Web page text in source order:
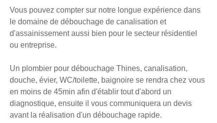
Vous pouvez compter sur notre longue expérience dans
le domaine de débouchage de canalisation et
d'assainissement aussi bien pour le secteur résidentiel
ou entreprise.
Un plombier pour débouchage Thines, canalisation,
douche, évier, WC/toilette, baignoire se rendra chez vous
en moins de 45min afin d'établir tout d'abord un
diagnostique, ensuite il vous communiquera un devis
avant la réalisation d'un débouchage rapide.